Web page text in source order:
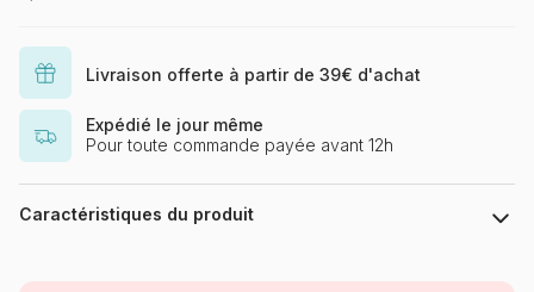
Livraison offerte à partir de 39€ d'achat
Expédié le jour même
Pour toute commande payée avant 12h
Caractéristiques du produit